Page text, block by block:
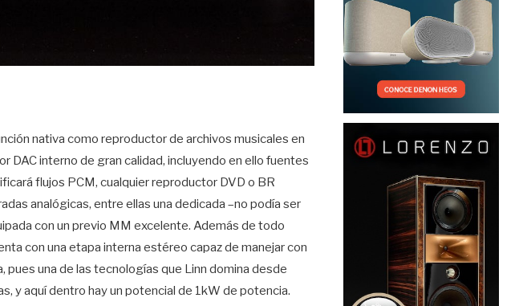
nativa como reproductor de archivos musicales en
interno de gran calidad, incluyendo en ello fuentes
flujos PCM, cualquier reproductor DVD o BR
analógicas, entre ellas una dedicada –no podía ser
con un previo MM excelente. Además de todo
con una etapa interna estéreo capaz de manejar con
una de las tecnologías que Linn domina desde
y aquí dentro hay un potencial de 1kW de potencia.